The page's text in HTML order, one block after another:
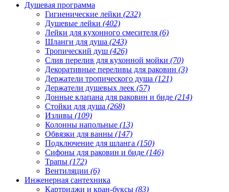
Душевая программа
Гигиенические лейки (232)
Душевые лейки (402)
Лейки для кухонного смесителя (6)
Шланги для душа (243)
Тропический душ (426)
Слив перелив для кухонной мойки (70)
Декоративные переливы для раковин (3)
Держатели тропического душа (121)
Держатели душевых леек (57)
Донные клапана для раковин и биде (214)
Стойки для душа (268)
Изливы (109)
Колонны напольные (13)
Обвязки для ванны (147)
Подключение для шланга (150)
Сифоны для раковин и биде (146)
Трапы (172)
Вентиляции (6)
Инженерная сантехника
Картриджи и кран-буксы (83)